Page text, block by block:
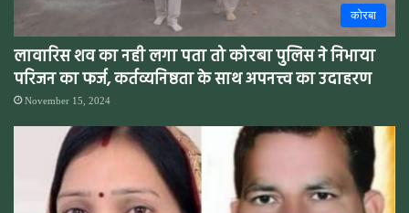
कोरबा
लावारिस शव का नही लगा पता तो कोरबा पुलिस ने निभाया
परिजन का फर्ज, कर्तव्यनिष्ठता के साथ अपनत्त्व का उदाहरण
November 15, 2024